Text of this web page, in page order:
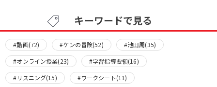
キーワードで見る
#動画(72) #ケンの冒険(52)
#池田周(35)
#オンライン授業(23)
#学習指導要領(16)
#リスニング(15)
#ワークシート(11)